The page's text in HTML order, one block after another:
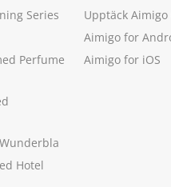
Series
Perfume
Hotel
Upptäck Aimigo
Aimigo for
Aimigo for iOS